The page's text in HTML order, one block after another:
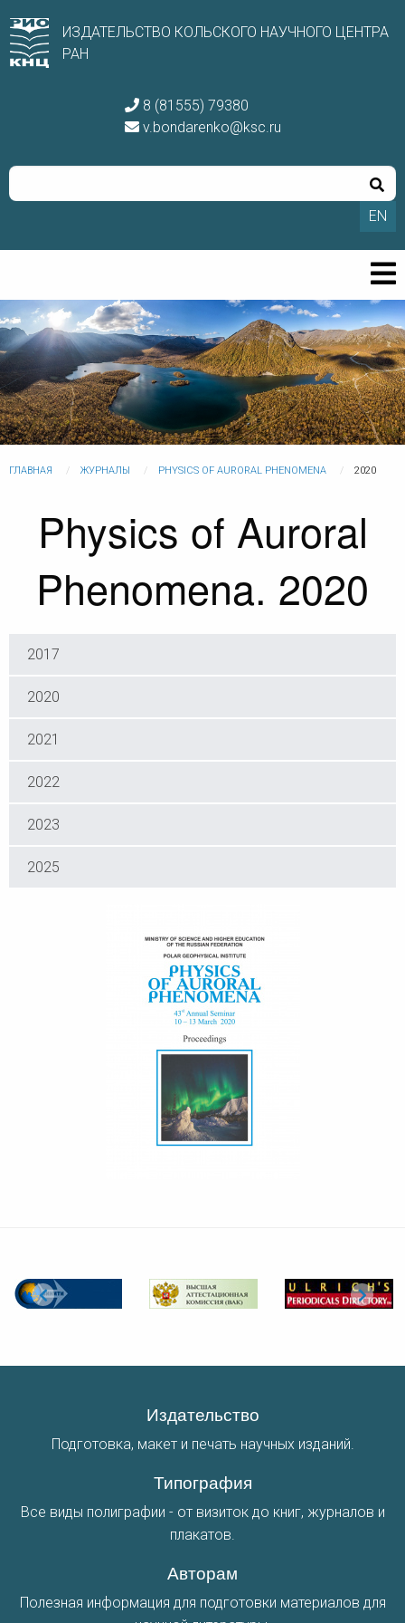
ИЗДАТЕЛЬСТВО КОЛЬСКОГО НАУЧНОГО ЦЕНТРА
РАН
8 (81555) 79380
v.bondarenko@ksc.ru
EN
ГЛАВНАЯ ЖУРНАЛЫ PHYSICS OF AURORAL PHENOMENA 2020
Physics of Auroral
Phenomena. 2020
2017
2020
2021
2022
2023
2025
Издательство
Подготовка, макет и печать научных изданий.
Типография
Все виды полиграфии - от визиток до книг, журналов и
плакатов.
Авторам
Полезная информация для подготовки материалов для